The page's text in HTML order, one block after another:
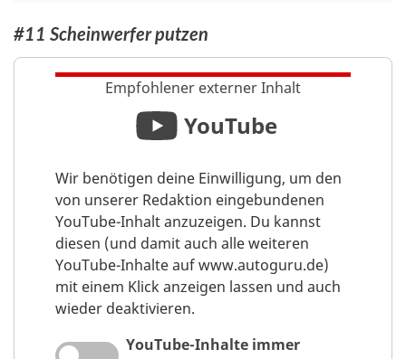
#11 Scheinwerfer putzen
Empfohlener externer Inhalt
YouTube
Wir benötigen deine Einwilligung, um den
von unserer Redaktion eingebundenen
YouTube-Inhalt anzuzeigen. Du kannst
diesen (und damit auch alle weiteren
YouTube-Inhalte auf www.autoguru.de)
mit einem Klick anzeigen lassen und auch
wieder deaktivieren.
YouTube-Inhalte immer